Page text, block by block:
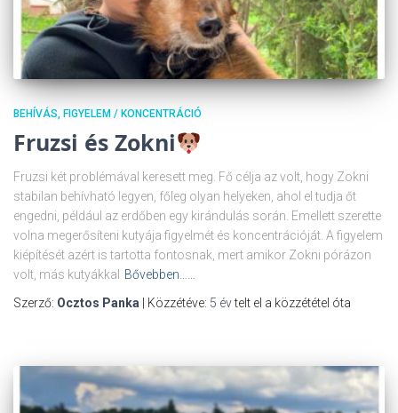
BEHÍVÁS FIGYELEM / KONCENTRÁCIÓ
Fruzsi és Zokni
Fruzsi két problémával keresett meg. Fő célja az volt, hogy Zokni
stabilan behívható legyen, főleg olyan helyeken, ahol el tudja őt
engedni, például az erdőben egy kirándulás során. Emellett szerette
volna megerősíteni kutyája figyelmét és koncentrációját. A figyelem
kiépítését azért is tartotta fontosnak, mert amikor Zokni pórázon
volt, más kutyákkal
Bővebben……
Szerző: Ocztos Panka | Közzétéve: 5 évtelt el a közzététel óta